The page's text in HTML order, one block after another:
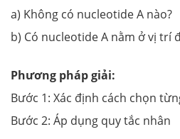
a) Không có nucleotide A nào?
b) Có nucleotide A nằm ở vị trí
Phương pháp giải:
Bước 1: Xác định cách chọn
Bước 2: Áp dụng quy tắc nhân